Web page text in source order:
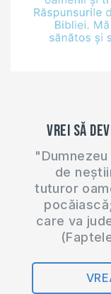
Vrei să
de
tuturor
care va